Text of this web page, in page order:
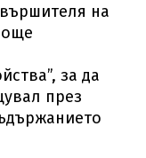
на
още
за да
през